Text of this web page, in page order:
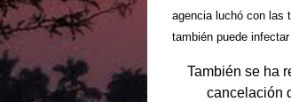
agencia luchó con las
también puede
También se ha
cancelación